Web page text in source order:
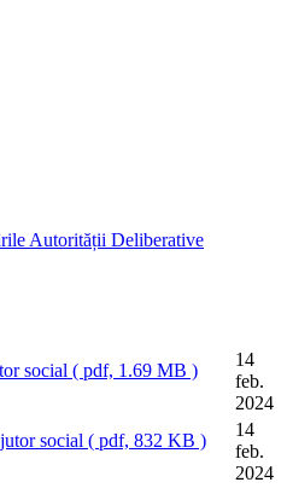
Autorității Deliberative
social ( pdf, 1.69 MB )
14
feb.
2024
social ( pdf, 832 KB )
14
feb.
2024